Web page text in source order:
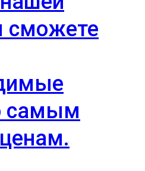
сможете
самым